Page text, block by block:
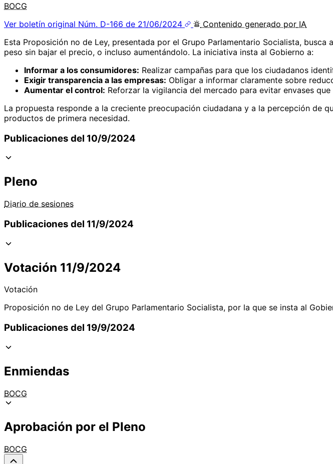
BOCG
Ver boletín original Núm. D-166 de 21/06/2024 Contenido generado por IA
Esta Proposición no de Ley, presentada por el Grupo Parlamentario Socialista,
peso sin bajar el precio, o incluso aumentándolo. La iniciativa insta al Gobierno a:
Informar a los consumidores: Realizar campañas para que los ciudadanos
Exigir transparencia a las empresas: Obligar a informar claramente sobre
Aumentar el control: Reforzar la vigilancia del mercado para evitar envases
La propuesta responde a la creciente preocupación ciudadana y a la percepción de
productos de primera necesidad.
Publicaciones del 10/9/2024
Pleno
Diario de sesiones
Publicaciones del 11/9/2024
Votación 11/9/2024
Votación
Proposición no de Ley del Grupo Parlamentario Socialista, por la que se insta al
Publicaciones del 19/9/2024
Enmiendas
BOCG
Aprobación por el Pleno
BOCG